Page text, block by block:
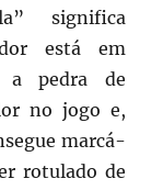
significa
está em
a pedra de
no jogo e,
marcá-
rotulado de